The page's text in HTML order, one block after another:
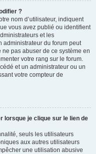
?
nom d’utilisateur, indiquent
vous avez publié ou identifient
et les
administrateur du forum peut
pas abuser de ce système en
votre rang sur le forum.
et un administrateur ou un
votre compteur de
lorsque je clique sur le lien de
seuls les utilisateurs
aux autres utilisateurs
une utilisation abusive